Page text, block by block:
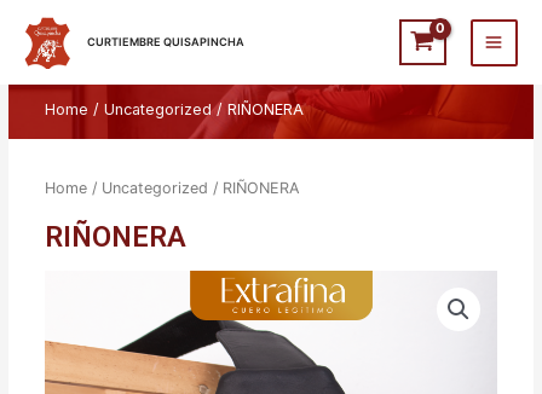
contenido
CURTIEMBRE QUISAPINCHA
Main
Home /Uncategorized/ RIÑONERA
Home / Uncategorized / RIÑONERA
RIÑONERA